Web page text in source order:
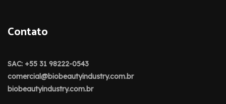
Contato
SAC: +55 31 98222-0543
comercial@biobeautyindustry.com.br
biobeautyindustry.com.br